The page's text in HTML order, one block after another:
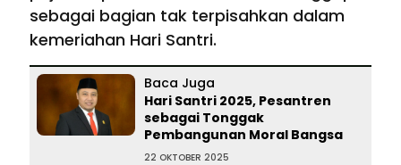
sebagai bagian tak terpisahkan dalam
kemeriahan Hari Santri.
Baca Juga
Hari Santri 2025, Pesantren
sebagai Tonggak
Pembangunan Moral Bangsa
22 OKTOBER 2025